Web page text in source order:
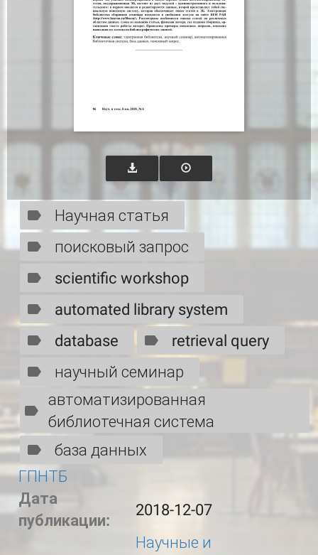
Научная статья
поисковый запрос
scientific workshop
automated library system
database
retrieval query
научный семинар
автоматизированная
библиотечная система
база данных
ГПНТБ
Дата
публикации:
2018-12-07
Научные и